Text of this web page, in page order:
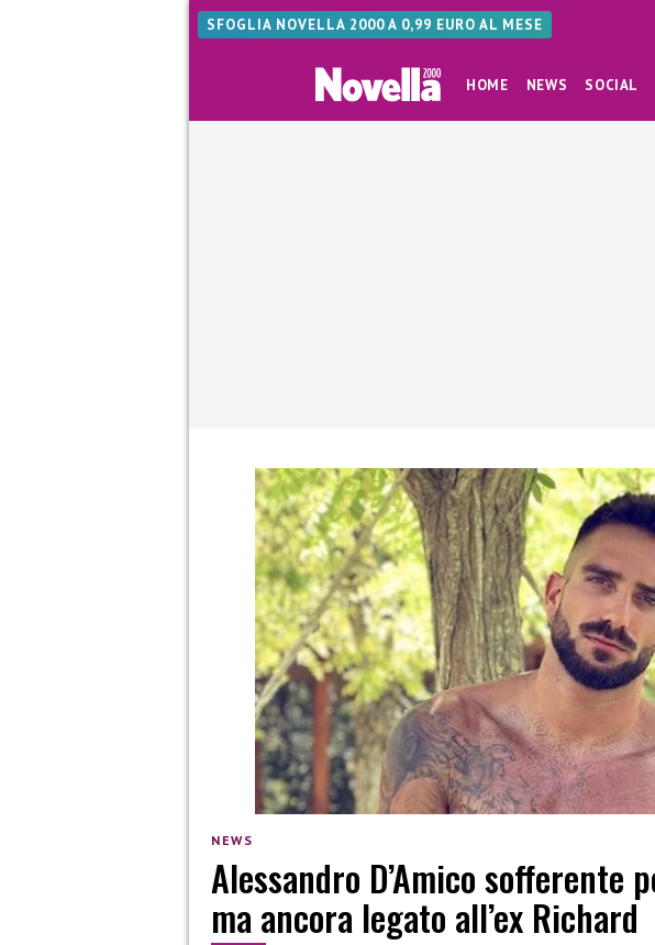
SFOGLIA NOVELLA 2000 A 0,99 EURO AL MESE
HOME NEWS SOCIAL
NEWS
Alessandro D’Amico sofferente
ma ancora legato all’ex Richard